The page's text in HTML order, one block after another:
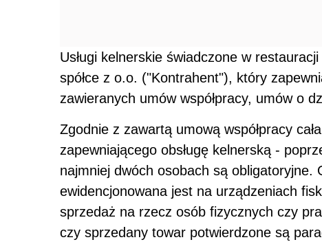
Usługi kelnerskie świadczone w
spółce z o.o. ("Kontrahent"), który
zawieranych umów współpracy, umów o
Zgodnie z zawartą umową współpracy
zapewniającego obsługę kelnerską -
najmniej dwóch osobach są obligatoryjne.
ewidencjonowana jest na urządzeniach
sprzedaż na rzecz osób fizycznych czy
czy sprzedany towar potwierdzone są